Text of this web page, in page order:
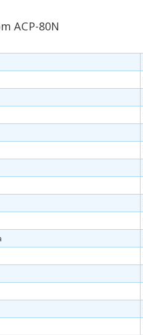
ACP-80N